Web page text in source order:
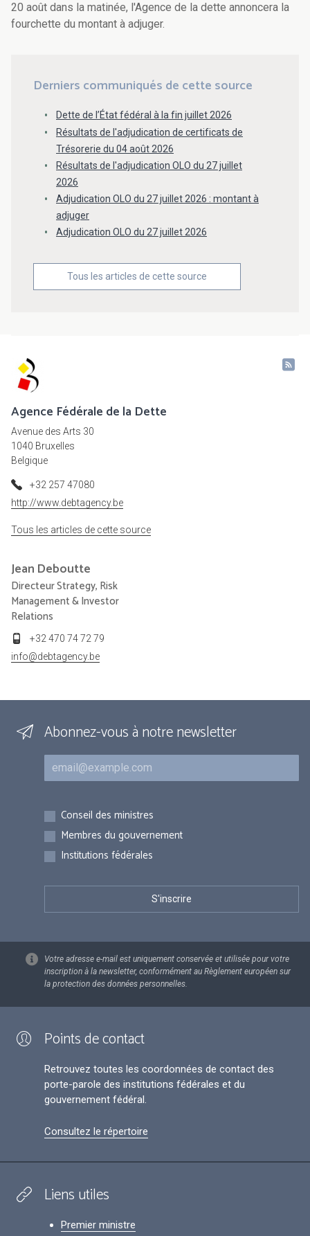
20 août dans la matinée, l'Agence de la dette annoncera la
fourchette du montant à adjuger.
Derniers communiqués de cette source
Dette de l’État fédéral à la fin juillet 2026
Résultats de l'adjudication de certificats de
Trésorerie du 04 août 2026
Résultats de l'adjudication OLO du 27 juillet
2026
Adjudication OLO du 27 juillet 2026 : montant à
adjuger
Adjudication OLO du 27 juillet 2026
Tous les articles de cette source
Agence Fédérale de la Dette
Avenue des Arts 30
1040 Bruxelles
Belgique
+32 257 47080
http://www.debtagency.be
Tous les articles de cette source
Jean Deboutte
Directeur Strategy, Risk
Management & Investor
Relations
+32 470 74 72 79
info@debtagency.be
Abonnez-vous à notre newsletter
Courriel
Inscriptions
Conseil des ministres
Membres du gouvernement
Institutions fédérales
Votre adresse e-mail est uniquement conservée et utilisée pour votre
inscription à la newsletter, conformément au Règlement européen sur
la protection des données personnelles.
Points de contact
Retrouvez toutes les coordonnées de contact des
porte-parole des institutions fédérales et du
gouvernement fédéral.
Consultez le répertoire
Liens utiles
Premier ministre